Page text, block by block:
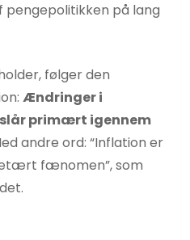
på lang
følger den
Ændringer i
primært igennem
andre ord: “Inflation er
fænomen”, som